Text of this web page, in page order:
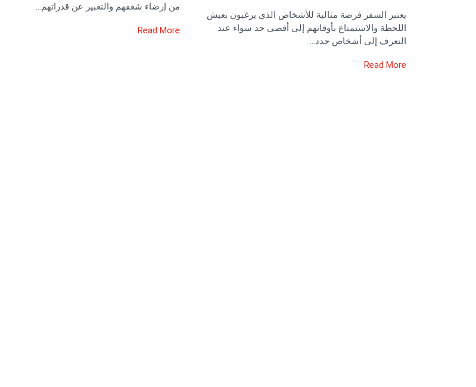
يعتبر السفر فرصة مثالية للأشخاص الذي يرغبون بعيش
اللحظة والاستمتاع بأوقاتهم إلى أقصى حد سواء عند
التعرف إلى أشخاص جدد…
Read More
من إرضاء شغفهم والتعبير عن قدراتهم…
Read More